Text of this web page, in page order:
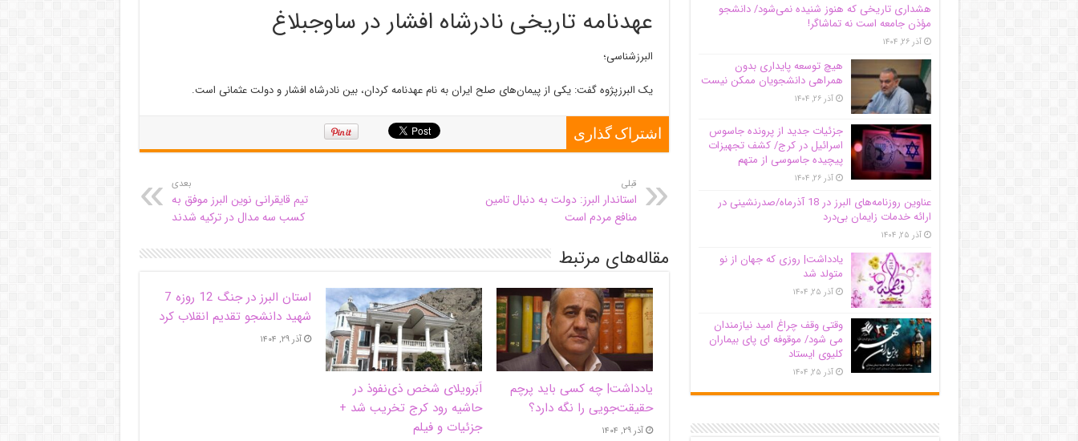
عهدنامه تاریخی نادرشاه افشار در ساوجبلاغ
البرزشناسی؛
یک البرزپژوه گفت: یکی از پیمان‌های صلح ایران به نام عهدنامه کردان، بین نادرشاه افشار و دولت عثمانی است.
اشتراک گذاری
قبلی
استاندار البرز: دولت به دنبال تامین
منافع مردم است
بعدی
تیم قایقرانی نوین البرز موفق به
کسب سه مدال در ترکیه شدند
مقاله‌های مرتبط
یادداشت| ‌چه کسی باید پرچم
حقیقت‌جویی را نگه دارد؟
آذر ۲۹, ۱۴۰۴
اَبَر‌ویلای شخص ذی‌نفوذ در
حاشیه‌ رود کرج تخریب شد +
جزئیات و فیلم
استان البرز در جنگ 12 روزه 7
شهید دانشجو تقدیم انقلاب کرد
آذر ۲۹, ۱۴۰۴
هشداری تاریخی که هنوز شنیده نمی‌شود/ دانشجو
مؤذن جامعه است نه تماشاگر!
آذر ۲۶, ۱۴۰۴
هیچ توسعه پایداری بدون
همراهی دانشجویان ممکن نیست
آذر ۲۶, ۱۴۰۴
جزئیات جدید از پرونده جاسوس
اسرائیل در کرج/‌ کشف تجهیزات
پیچیده جاسوسی از متهم
آذر ۲۶, ۱۴۰۴
عناوین روزنامه‌های البرز در ‌18 آذرماه/صدرنشینی در
ارائه خدمات زایمان بی‌درد
آذر ۲۵, ۱۴۰۴
یادداشت| روزی که جهان از نو
متولد شد
آذر ۲۵, ۱۴۰۴
وقتی وقف چراغ امید نیازمندان
می شود/ موقوفه ای پای بیماران
کلیوی ایستاد
آذر ۲۵, ۱۴۰۴